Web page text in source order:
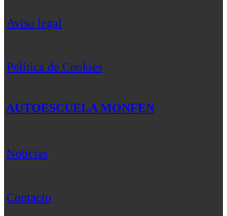
Aviso legal
Política de Cookies
AUTOESCUELA MONFEN
Noticias
Contacto